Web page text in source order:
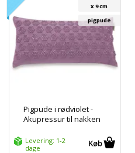
Pigpude i rødviolet -
Akupressur til nakken
x 9 cm
pigpude
Levering: 1-2
dage